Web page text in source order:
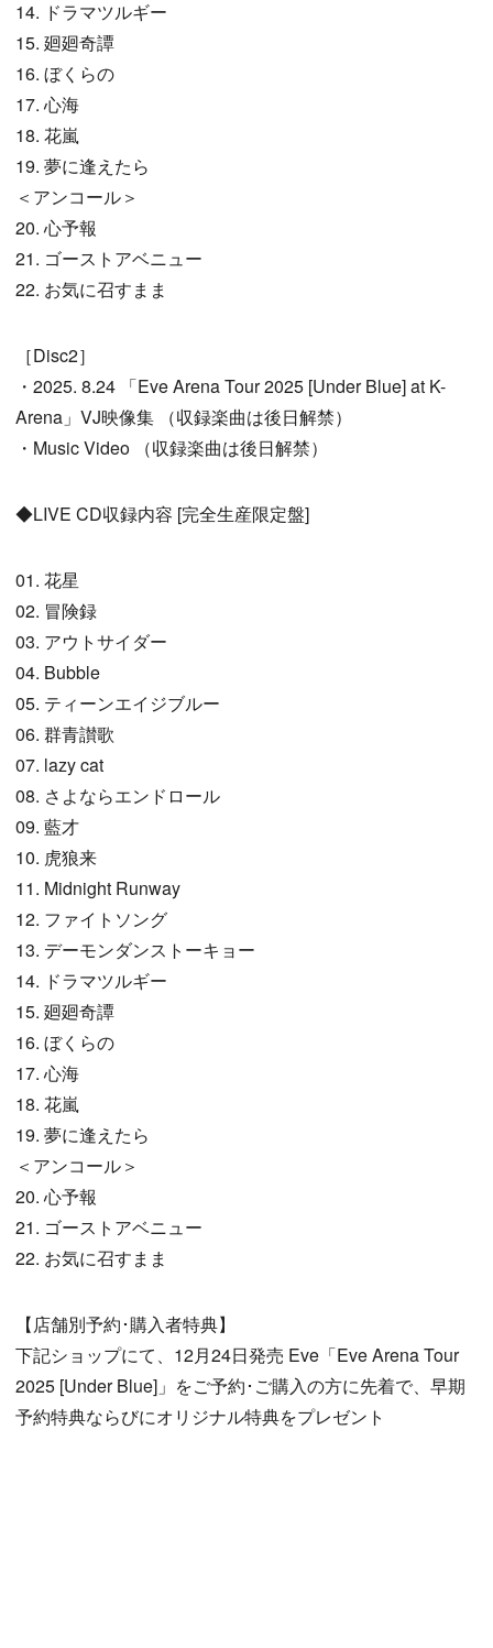
14. ドラマツルギー
15. 廻廻奇譚
16. ぼくらの
17. 心海
18. 花嵐
19. 夢に逢えたら
＜アンコール＞
20. 心予報
21. ゴーストアベニュー
22. お気に召すまま
［Disc2］
・2025. 8.24 「Eve Arena Tour 2025 [Under Blue] at K-
Arena」VJ映像集 （収録楽曲は後日解禁）
・Music Video （収録楽曲は後日解禁）
◆LIVE CD収録内容 [完全生産限定盤]
01. 花星
02. 冒険録
03. アウトサイダー
04. Bubble
05. ティーンエイジブルー
06. 群青讃歌
07. lazy cat
08. さよならエンドロール
09. 藍才
10. 虎狼来
11. Midnight Runway
12. ファイトソング
13. デーモンダンストーキョー
14. ドラマツルギー
15. 廻廻奇譚
16. ぼくらの
17. 心海
18. 花嵐
19. 夢に逢えたら
＜アンコール＞
20. 心予報
21. ゴーストアベニュー
22. お気に召すまま
【店舗別予約･購入者特典】
下記ショップにて、12月24日発売 Eve「Eve Arena Tour
2025 [Under Blue]」をご予約･ご購入の方に先着で、早期
予約特典ならびにオリジナル特典をプレゼント